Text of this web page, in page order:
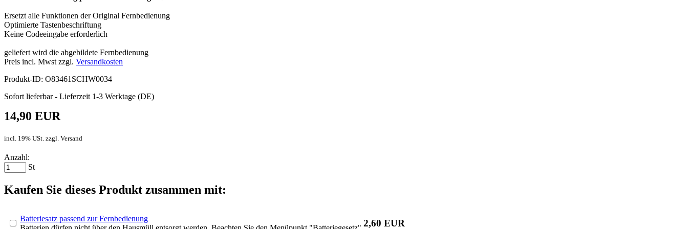
Ersetzt alle Funktionen der Original Fernbedienung
Optimierte Tastenbeschriftung
Keine Codeeingabe erforderlich
geliefert wird die abgebildete Fernbedienung
Preis incl. Mwst zzgl. Versandkosten
Produkt-ID: O83461SCHW0034
Sofort lieferbar - Lieferzeit 1-3 Werktage (DE)
14,90 EUR
incl. 19% USt. zzgl. Versand
Anzahl:
St
Kaufen Sie dieses Produkt zusammen mit:
Batteriesatz passend zur Fernbedienung
2,60 EUR